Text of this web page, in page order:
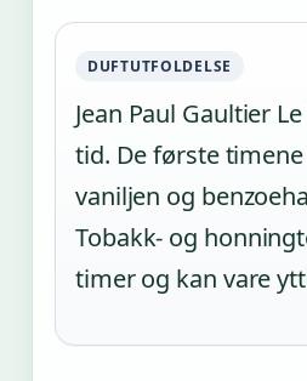
DUFTUTFOLDELSE
Jean Paul Gaultier
tid. De første
vaniljen og
Tobakk- og
timer og kan vare